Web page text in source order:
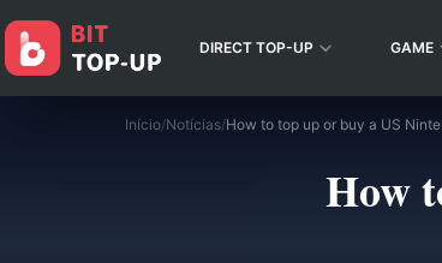
DIRECT TOP-UP GAME
Início/Notícias/How to top up or buy a US
How